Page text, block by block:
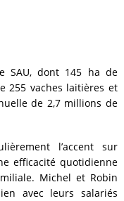
SAU, dont 145 ha de
255 vaches laitières et
de 2,7 millions de
l’accent sur
efficacité quotidienne
Michel et Robin
avec leurs salariés